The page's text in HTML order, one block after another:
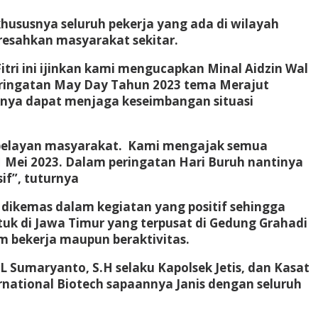
seluruh pekerja yang ada di wilayah
masyarakat sekitar.
ini ijinkan kami mengucapkan Minal Aidzin Wal
May Day Tahun 2023 tema Merajut
dapat menjaga keseimbangan situasi
masyarakat. Kami mengajak semua
2023. Dalam peringatan Hari Buruh nantinya
tuturnya
dalam kegiatan yang positif sehingga
di Jawa Timur yang terpusat di Gedung Grahadi
bekerja maupun beraktivitas.
S.H selaku Kapolsek Jetis, dan Kasat
Biotech sapaannya Janis dengan seluruh